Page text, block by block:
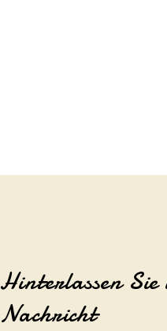
Hinterlassen Sie
Nachricht